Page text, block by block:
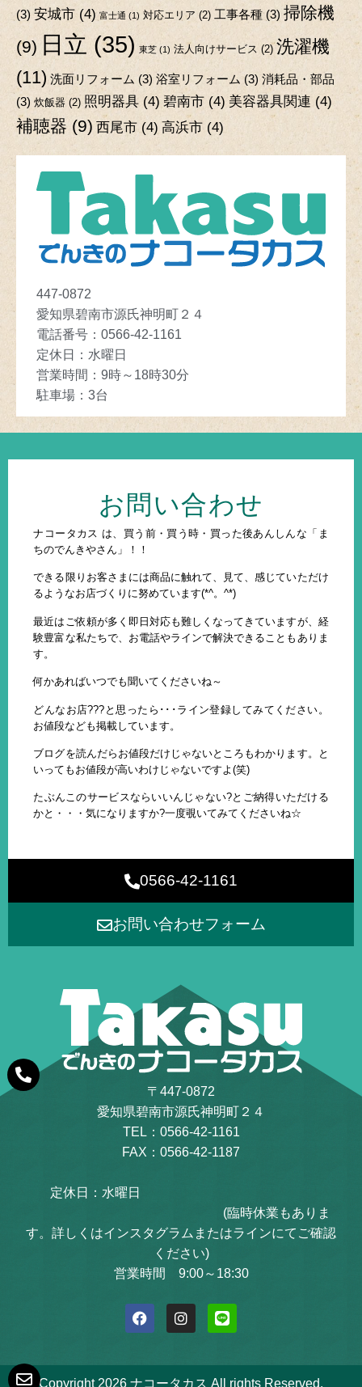
(3) 安城市 (4) 富士通 (1) 対応エリア (2) 工事各種(3) 掃除機
(9) 日立 (35) 東芝 (1) 法人向けサービス (2) 洗濯機
(11) 洗面リフォーム (3) 浴室リフォーム (3) 消耗品・部品
(3) 炊飯器 (2) 照明器具 (4) 碧南市 (4) 美容器具関連 (4)
補聴器 (9) 西尾市 (4) 高浜市 (4)
447-0872
愛知県碧南市源氏神明町２４
電話番号： 0566-42-1161
定休日
： 水曜日
営業時間 ： 9時～ 18時30分
駐車場 ：3台
お問い合わせ
ナコータカス は、買う前・買う時・買った後あんしんな「ま
ちのでんきやさん」！！
できる限りお客さまには商品に触れて、見て、感じていただけ
るようなお店づくりに努めています(*^。^*)
最近はご依頼が多く即日対応も難しくなってきていますが、経
験豊富な私たちで、お電話やラインで解決できることもありま
す。
何かあればいつでも聞いてくださいね～
どんなお店???と思ったら･･･ライン登録してみてください。
お値段なども掲載しています。
ブログを読んだらお値段だけじゃないところもわかります。と
いってもお値段が高いわけじゃないですよ(笑)
たぶんこのサービスならいいんじゃない?とご納得いただける
かと・・・気になりますか?一度覗いてみてくださいね☆
0566-42-1161
お問い合わせフォーム
〒447-0872
愛知県碧南市源氏神明町２４
TEL：0566-42-1161
FAX：0566-42-1187
定休日：水曜日
(臨時休業もありま
す。詳しくはインスタグラムまたはラインにてご確認
ください)
営業時間 9:00～18:30
Copyright 2026 ナコータカス All rights Reserved.